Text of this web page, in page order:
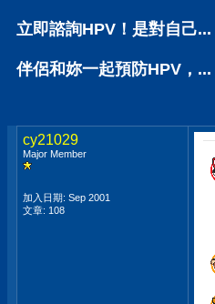
立即諮詢HPV！是對自己...
伴侶和妳一起預防HPV，...
cy21029
Major Member
加入日期: Sep 2001
文章: 108